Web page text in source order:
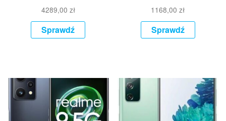
4289,00 zł
Sprawdź
1168,00zł
Sprawdź